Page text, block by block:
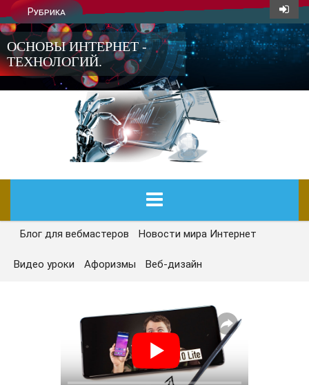
Рубрика
ОСНОВЫ ИНТЕРНЕТ -
ТЕХНОЛОГИЙ.
ГЛАВНАЯ
СЕГОДНЯ
САЙТОСТРОЕНИЕ
РЕМОНТ И СОВЕТЫ
Блог для вебмастеров Новости мира Интернет
Видео уроки Афоризмы Веб-дизайн